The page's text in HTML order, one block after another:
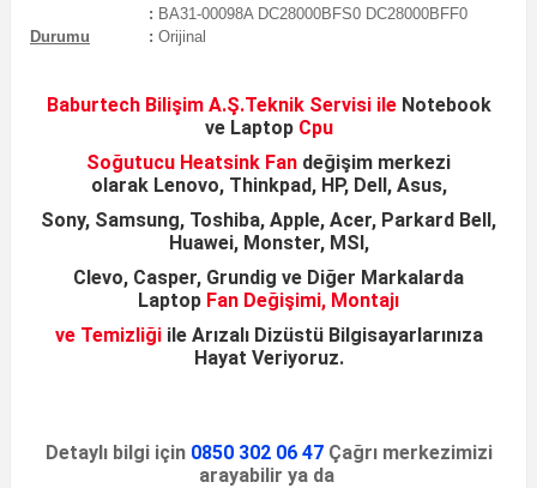
: BA31-00098A DC28000BFS0 DC28000BFF0
Durumu
: Orijinal
Baburtech Bilişim A.Ş.Teknik Servisi ile Notebook
ve Laptop Cpu
Soğutucu Heatsink Fan değişim merkezi
olarak Lenovo, Thinkpad, HP, Dell, Asus,
Sony, Samsung, Toshiba, Apple, Acer, Parkard Bell,
Huawei, Monster, MSI,
Clevo, Casper, Grundig ve Diğer Markalarda
Laptop Fan Değişimi, Montajı
ve Temizliği ile Arızalı Dizüstü Bilgisayarlarınıza
Hayat Veriyoruz.
Detaylı bilgi için 0850 302 06 47Çağrı merkezimizi
arayabilir ya da